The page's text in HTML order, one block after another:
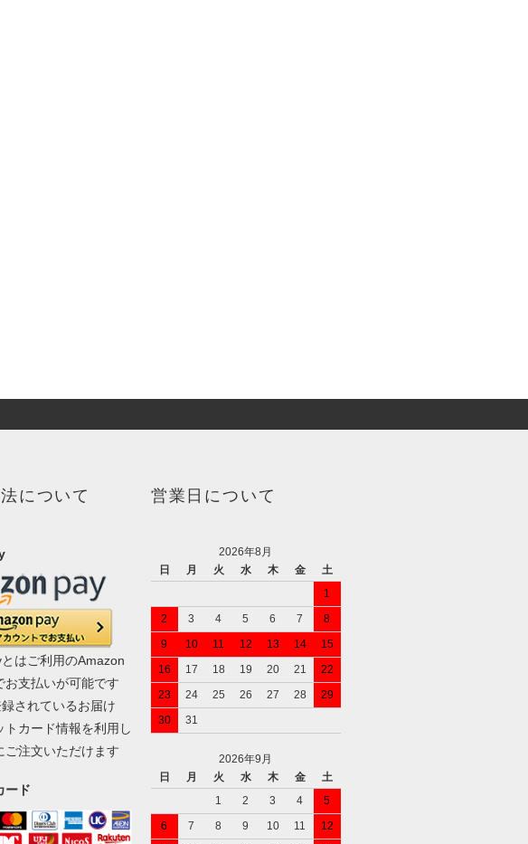
について
はご利用のAmazon
お支払いが可能です
されているお届け
トカード情報を利用し
ご注文いただけます
ード
営業日について
2026年8月
日
月 火 水 木 金
土
1
2
3 4 5 6 7
8
9
10 11 12 13 14
15
16
17 18 19 20 21
22
23
24 25 26 27 28
29
30
31
2026年9月
日
月 火 水 木 金
土
1
2 3 4
5
6
7 8 9 10 11
12